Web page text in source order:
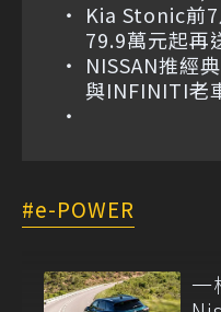
Kia Stonic前
79.9萬元起再
NISSAN推經
與INFINITI老
e-POWER
一